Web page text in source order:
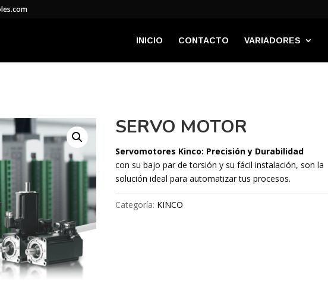
INICIO CONTACTO VARIADORES
SERVO MOTOR
Servomotores Kinco: Precisión y Durabilidad
con su bajo par de torsión y su fácil instalación, son la
solución ideal para automatizar tus procesos.
Categoría: KINCO